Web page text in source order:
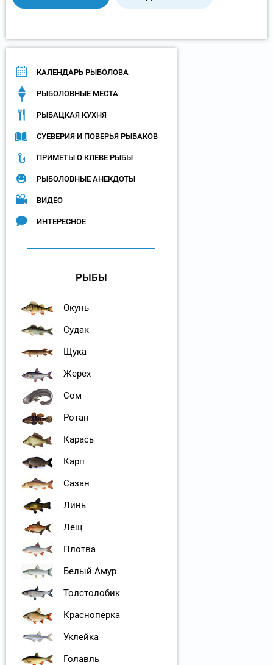
КАЛЕНДАРЬ РЫБОЛОВА
РЫБОЛОВНЫЕ МЕСТА
РЫБАЦКАЯ КУХНЯ
СУЕВЕРИЯ И ПОВЕРЬЯ РЫБАКОВ
ПРИМЕТЫ О КЛЕВЕ РЫБЫ
РЫБОЛОВНЫЕ АНЕКДОТЫ
ВИДЕО
ИНТЕРЕСНОЕ
РЫБЫ
Окунь
Судак
Щука
Жерех
Сом
Ротан
Карась
Карп
Сазан
Линь
Лещ
Плотва
Белый Амур
Толстолобик
Красноперка
Уклейка
Голавль